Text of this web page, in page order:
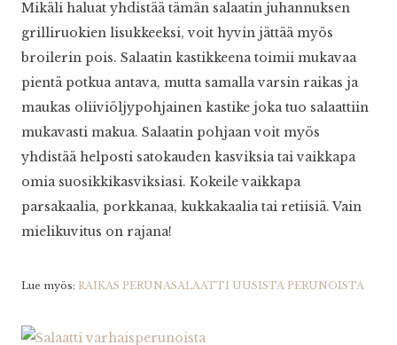
Mikäli haluat yhdistää tämän salaatin juhannuksen
grilliruokien lisukkeeksi, voit hyvin jättää myös
broilerin pois. Salaatin kastikkeena toimii mukavaa
pientä potkua antava, mutta samalla varsin raikas ja
maukas oliiviöljypohjainen kastike joka tuo salaattiin
mukavasti makua. Salaatin pohjaan voit myös
yhdistää helposti satokauden kasviksia tai vaikkapa
omia suosikkikasviksiasi. Kokeile vaikkapa
parsakaalia, porkkanaa, kukkakaalia tai retiisiä. Vain
mielikuvitus on rajana!
Lue myös: RAIKAS PERUNASALAATTI UUSISTA PERUNOISTA